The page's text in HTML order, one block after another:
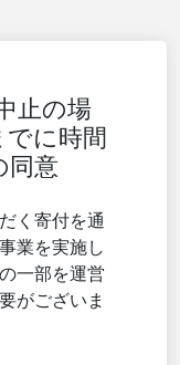
止の場
に時間
同意
く寄付を通
業を実施し
一部を運営
がございま